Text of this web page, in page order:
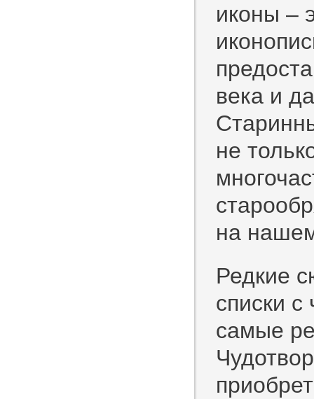
иконы –
века и
не
на
Редкие
списки
самые